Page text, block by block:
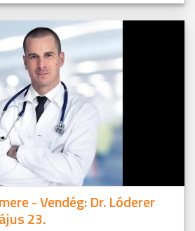
- Vendég: Dr. Lóderer
23.